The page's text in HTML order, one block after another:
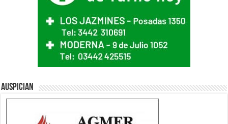
Auspician